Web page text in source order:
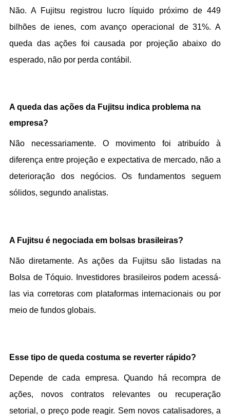
Não. A Fujitsu registrou lucro líquido próximo de 449
bilhões de ienes, com avanço operacional de 31%. A
queda das ações foi causada por projeção abaixo do
esperado, não por perda contábil.
A queda das ações da Fujitsu indica problema na
empresa?
Não necessariamente. O movimento foi atribuído à
diferença entre projeção e expectativa de mercado, não a
deterioração dos negócios. Os fundamentos seguem
sólidos, segundo analistas.
A Fujitsu é negociada em bolsas brasileiras?
Não diretamente. As ações da Fujitsu são listadas na
Bolsa de Tóquio. Investidores brasileiros podem acessá-
las via corretoras com plataformas internacionais ou por
meio de fundos globais.
Esse tipo de queda costuma se reverter rápido?
Depende de cada empresa. Quando há recompra de
ações, novos contratos relevantes ou recuperação
setorial, o preço pode reagir. Sem novos catalisadores, a